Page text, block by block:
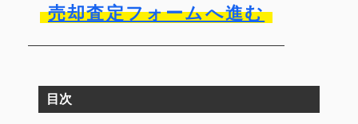
売却査定フォームへ進む
目次